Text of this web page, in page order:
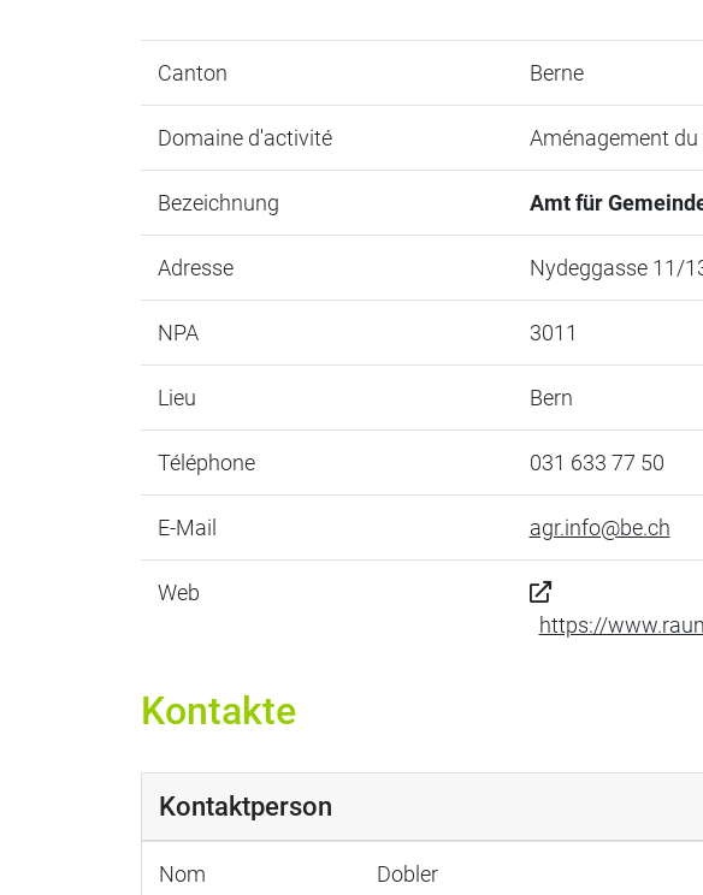
Canton Berne
Domaine d'activité Aménagement
Bezeichnung Amt für
Adresse Nydeggasse 11/
NPA 3011
Lieu Bern
Téléphone 031 633 77 50
E-Mail agr.info@be.ch
Web
https://
Kontakte
Kontaktperson
Nom Dobler